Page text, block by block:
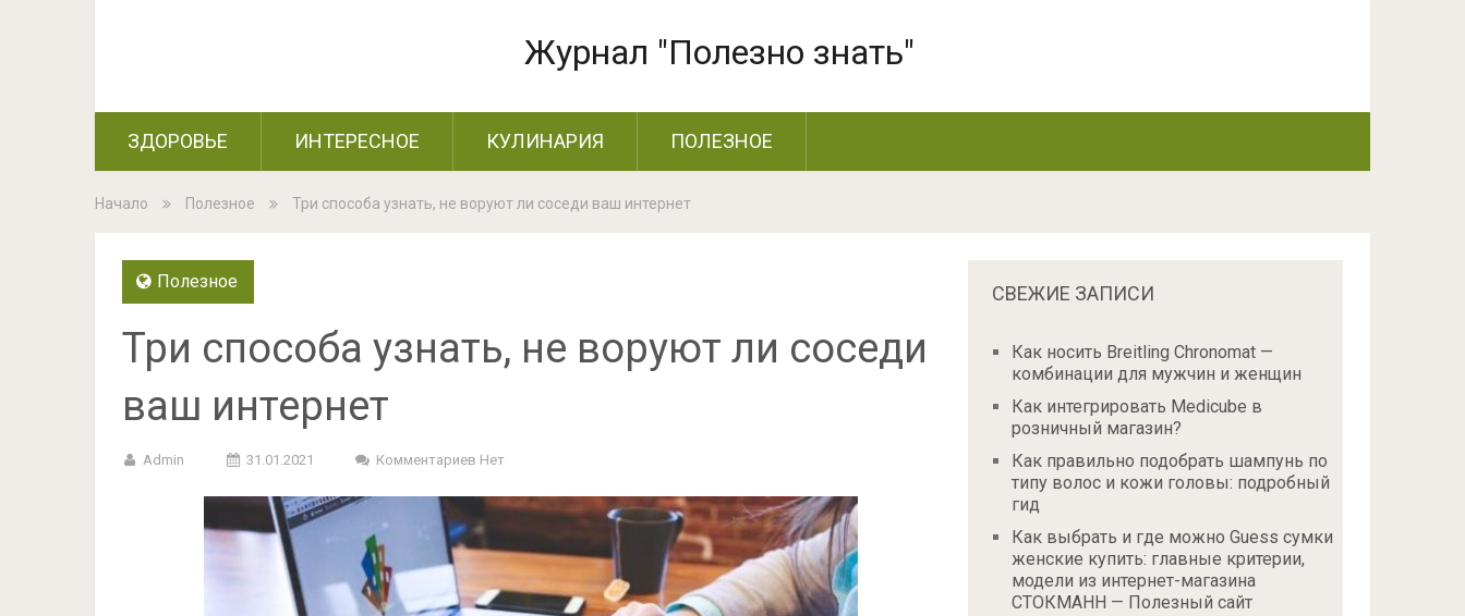
Журнал "Полезно знать"
ЗДОРОВЬЕ ИНТЕРЕСНОЕ КУЛИНАРИЯ ПОЛЕЗНОЕ
Начало Полезное Три способа узнать, не воруют ли соседи ваш интернет
Полезное
Три способа узнать, не воруют ли соседи
ваш интернет
Admin 31.01.2021 Комментариев Нет
СВЕЖИЕ ЗАПИСИ
Как носить Breitling Chronomat —
комбинации для мужчин и женщин
Как интегрировать Medicube в
розничный магазин?
Как правильно подобрать шампунь по
типу волос и кожи головы: подробный
гид
Как выбрать и где можно Guess сумки
женские купить: главные критерии,
модели из интернет-магазина
СТОКМАНН — Полезный сайт